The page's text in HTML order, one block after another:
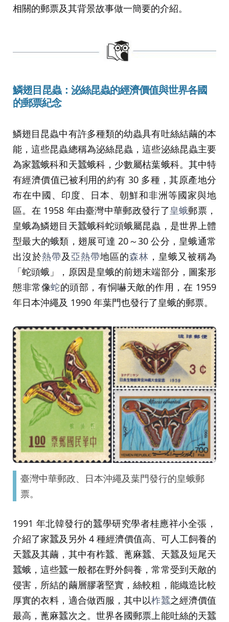
相關的郵票及其背景故事做一簡要的介紹。
鱗翅目昆蟲：泌絲昆蟲的經濟價值與世界各國
的郵票紀念
鱗翅目昆蟲中有許多種類的幼蟲具有吐絲結繭的本
能，這些昆蟲總稱為泌絲昆蟲，這些泌絲昆蟲主要
為家蠶蛾科和天蠶蛾科，少數屬枯葉蛾科。其中特
有經濟價值已被利用的約有 30 多種，其原產地分
布在中國、印度、日本、朝鮮和非洲等國家與地
區。在 1958 年由臺灣中華郵政發行了皇蛾郵票，
皇蛾為鱗翅目天蠶蛾科蛇頭蛾屬昆蟲，是世界上體
型最大的蛾類，翅展可達 20～30 公分，皇蛾通常
出沒於熱帶及亞熱帶地區的森林 ，皇蛾又被稱為
「蛇頭蛾」，原因是皇蛾的前翅末端部分，圖案形
態非常像蛇的頭部，有恫嚇天敵的作用，在 1959
年日本沖繩及 1990 年葉門也發行了皇蛾的郵票。
臺灣中華郵政、日本沖繩及葉門發行的皇蛾郵
票。
1991 年北韓發行的蠶學研究學者桂應祥小全張，
介紹了家蠶及另外 4 種經濟價值高、可人工飼養的
天蠶及其繭，其中有柞蠶、蓖麻蠶、天蠶及短尾天
蠶蛾，這些蠶一般都在野外飼養，常常受到天敵的
侵害，所結的繭層膠著堅實，絲較粗，能織造比較
厚實的衣料，適合做西服，其中以柞蠶之經濟價值
最高，蓖麻蠶次之。世界各國郵票上能吐絲的天蠶